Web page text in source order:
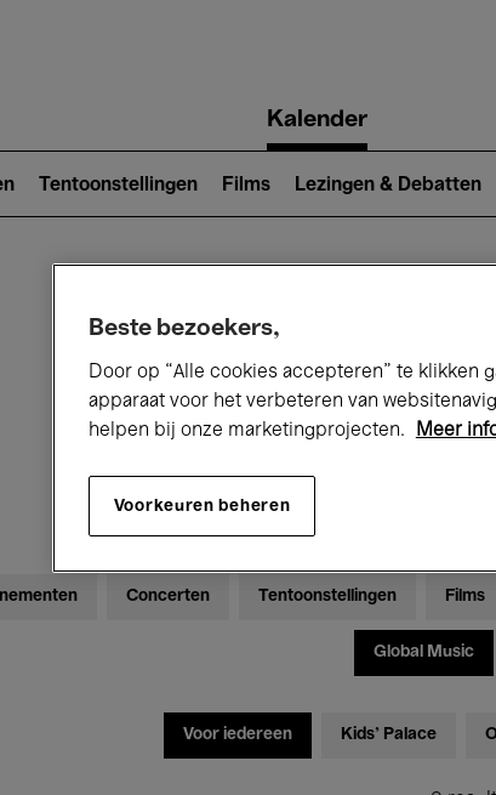
navigationKalender
Tentoonstellingen Films Lezingen & Debatten
Concerten Tentoonstellingen Films
Global Music
Voor iedereen Kids’ Palace
Beste bezoekers,
Door op “Alle cookies accepteren” te klikken
apparaat voor het verbeteren van
helpen bij onze marketingprojecten.
Meer
Voorkeuren beheren